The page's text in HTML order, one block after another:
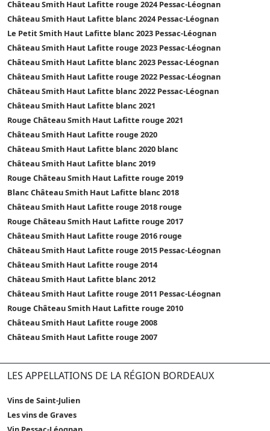
Château Smith Haut Lafitte rouge 2024 Pessac-Léognan
Château Smith Haut Lafitte blanc 2024 Pessac-Léognan
Le Petit Smith Haut Lafitte blanc 2023 Pessac-Léognan
Château Smith Haut Lafitte rouge 2023 Pessac-Léognan
Château Smith Haut Lafitte blanc 2023 Pessac-Léognan
Château Smith Haut Lafitte rouge 2022 Pessac-Léognan
Château Smith Haut Lafitte blanc 2022 Pessac-Léognan
Château Smith Haut Lafitte blanc 2021
Rouge Château Smith Haut Lafitte rouge 2021
Château Smith Haut Lafitte rouge 2020
Château Smith Haut Lafitte blanc 2020 blanc
Château Smith Haut Lafitte blanc 2019
Rouge Château Smith Haut Lafitte rouge 2019
Blanc Château Smith Haut Lafitte blanc 2018
Château Smith Haut Lafitte rouge 2018 rouge
Rouge Château Smith Haut Lafitte rouge 2017
Château Smith Haut Lafitte rouge 2016 rouge
Château Smith Haut Lafitte rouge 2015 Pessac-Léognan
Château Smith Haut Lafitte rouge 2014
Château Smith Haut Lafitte blanc 2012
Château Smith Haut Lafitte rouge 2011 Pessac-Léognan
Rouge Château Smith Haut Lafitte rouge 2010
Château Smith Haut Lafitte rouge 2008
Château Smith Haut Lafitte rouge 2007
LES APPELLATIONS DE LA RÉGION BORDEAUX
Vins de Saint-Julien
Les vins de Graves